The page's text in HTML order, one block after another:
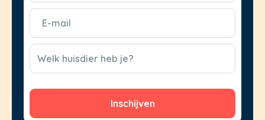
E-
mail
(Vereist)
CAPTCHA
Welk huisdier heb je?